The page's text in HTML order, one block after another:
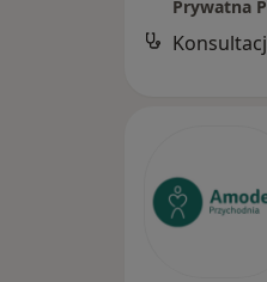
Prywatna